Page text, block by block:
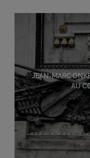
JEAN-MARC
AU
2020 -